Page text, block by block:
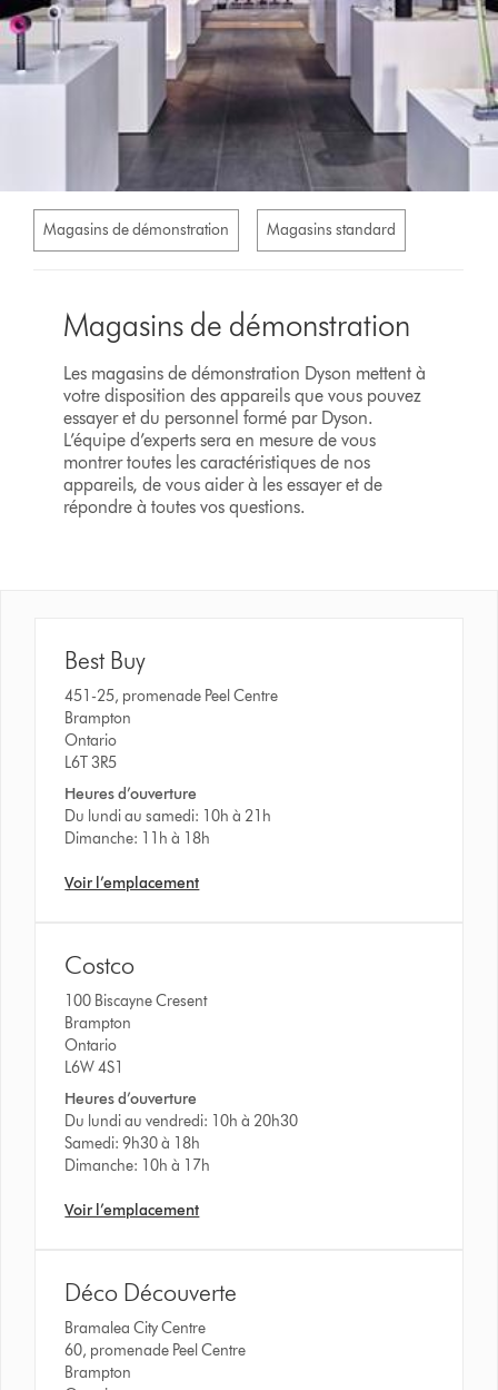
Magasins de démonstration Magasins standard
Magasins de démonstration
Les magasins de démonstration Dyson mettent à
votre disposition des appareils que vous pouvez
essayer et du personnel formé par Dyson.
L’équipe d’experts sera en mesure de vous
montrer toutes les caractéristiques de nos
appareils, de vous aider à les essayer et de
répondre à toutes vos questions.
Best Buy
451-25, promenade Peel Centre
Brampton
Ontario
L6T 3R5
Heures d’ouverture
Du lundi au samedi: 10h à 21h
Dimanche: 11h à 18h
Voir l’emplacement
Costco
100 Biscayne Cresent
Brampton
Ontario
L6W 4S1
Heures d’ouverture
Du lundi au vendredi: 10h à 20h30
Samedi: 9h30 à 18h
Dimanche: 10h à 17h
Voir l’emplacement
Déco Découverte
Bramalea City Centre
60, promenade Peel Centre
Brampton